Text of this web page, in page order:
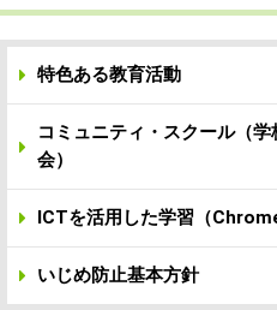
特色ある教育活動
コミュニティ・スクール（
会）
ICTを活用した学習（
いじめ防止基本方針